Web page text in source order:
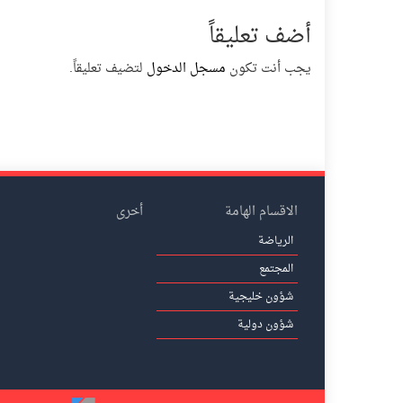
أضف تعليقاً
يجب أنت تكون مسجل الدخول لتضيف تعليقاً.
الاقسام الهامة
الرياضة
المجتمع
شؤون خليجية
شؤون دولية
أخرى